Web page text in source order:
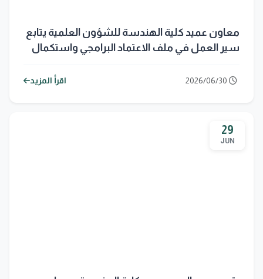
معاون عميد كلية الهندسة للشؤون العلمية يتابع
سير العمل في ملف الاعتماد البرامجي واستكمال
اقرأ المزيد
29
JUN